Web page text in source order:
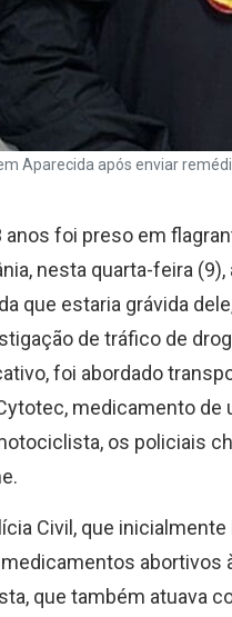
Aparecida após enviar
foi preso em
nesta quarta-feira
que estaria grávida
de tráfico de
foi abordado
medicamento de
os policiais
Civil, que
abortivos
que também atuava